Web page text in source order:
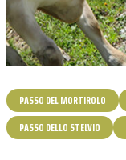
PASSO DEL MORTIROLO
PASSO DELLO STELVIO